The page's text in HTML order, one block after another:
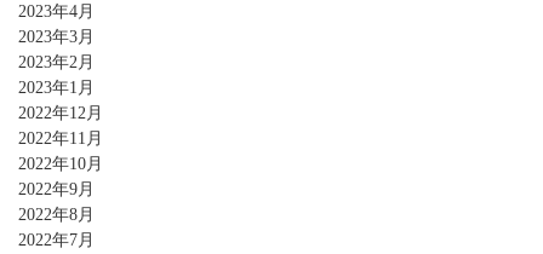
2023年4月
2023年3月
2023年2月
2023年1月
2022年12月
2022年11月
2022年10月
2022年9月
2022年8月
2022年7月